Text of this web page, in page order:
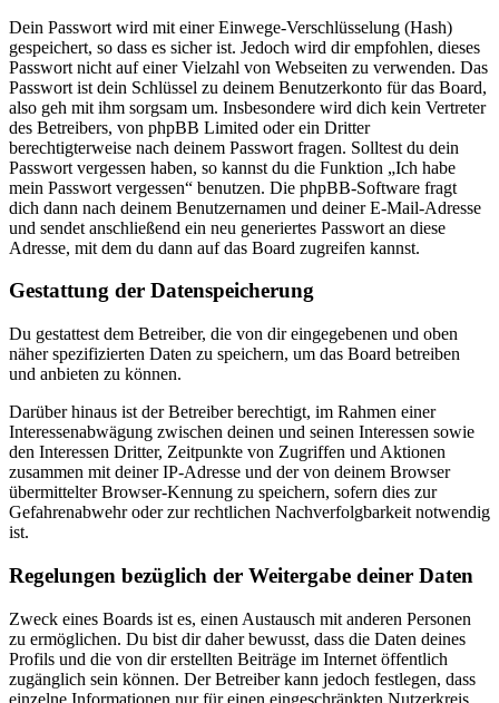
Dein Passwort wird mit einer Einwege-Verschlüsselung (Hash)
gespeichert, so dass es sicher ist. Jedoch wird dir empfohlen, dieses
Passwort nicht auf einer Vielzahl von Webseiten zu verwenden. Das
Passwort ist dein Schlüssel zu deinem Benutzerkonto für das Board,
also geh mit ihm sorgsam um. Insbesondere wird dich kein Vertreter
des Betreibers, von phpBB Limited oder ein Dritter
berechtigterweise nach deinem Passwort fragen. Solltest du dein
Passwort vergessen haben, so kannst du die Funktion „Ich habe
mein Passwort vergessen“ benutzen. Die phpBB-Software fragt
dich dann nach deinem Benutzernamen und deiner E-Mail-Adresse
und sendet anschließend ein neu generiertes Passwort an diese
Adresse, mit dem du dann auf das Board zugreifen kannst.
Gestattung der Datenspeicherung
Du gestattest dem Betreiber, die von dir eingegebenen und oben
näher spezifizierten Daten zu speichern, um das Board betreiben
und anbieten zu können.
Darüber hinaus ist der Betreiber berechtigt, im Rahmen einer
Interessenabwägung zwischen deinen und seinen Interessen sowie
den Interessen Dritter, Zeitpunkte von Zugriffen und Aktionen
zusammen mit deiner IP-Adresse und der von deinem Browser
übermittelter Browser-Kennung zu speichern, sofern dies zur
Gefahrenabwehr oder zur rechtlichen Nachverfolgbarkeit notwendig
ist.
Regelungen bezüglich der Weitergabe deiner Daten
Zweck eines Boards ist es, einen Austausch mit anderen Personen
zu ermöglichen. Du bist dir daher bewusst, dass die Daten deines
Profils und die von dir erstellten Beiträge im Internet öffentlich
zugänglich sein können. Der Betreiber kann jedoch festlegen, dass
einzelne Informationen nur für einen eingeschränkten Nutzerkreis